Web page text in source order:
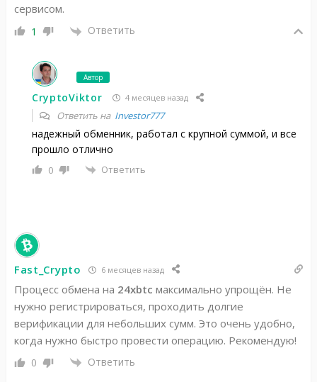
сервисом.
1 Ответить
Автор
CryptoViktor 4 месяцев назад
Ответить на Investor777
надежный обменник, работал с крупной суммой, и все
прошло отлично
0 Ответить
Fast_Crypto 6 месяцев назад
Процесс обмена на 24xbtc максимально упрощён. Не
нужно регистрироваться, проходить долгие
верификации для небольших сумм. Это очень удобно,
когда нужно быстро провести операцию. Рекомендую!
0 Ответить